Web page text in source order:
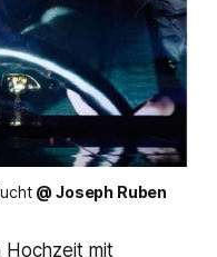
@ Joseph Ruben
mit